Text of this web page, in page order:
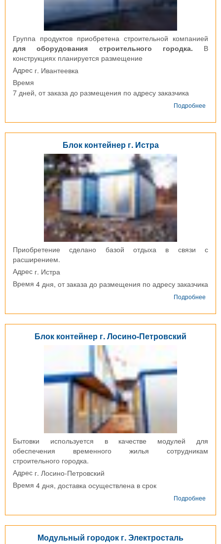
Группа продуктов приобретена строительной компанией
для оборудования строительного городка. В
конструкциях планируется размещение
Адрес г. Ивантеевка
Время
7 дней, от заказа до размещения по адресу заказчика
Подробнее
из
Блок контейнер г. Истра
Приобретение сделано базой отдыха в связи с
расширением.
Адрес г. Истра
Время 4 дня, от заказа до размещения по адресу заказчика
Подробнее
Блок контейнер г. Лосино-Петровский
Бытовки используется в качестве модулей для
обеспечения временного жилья сотрудникам
строительного городка.
Адрес г. Лосино-Петровский
Время 4 дня, доставка осуществлена в срок
Подробнее
Модульный городок г. Электросталь